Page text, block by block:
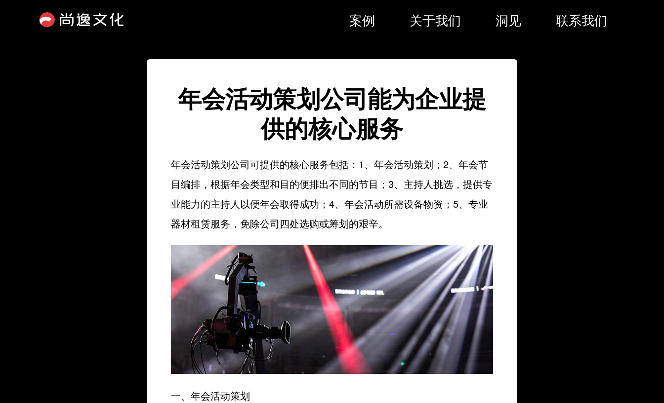
案例 关于我们 洞见 联系我们
年会活动策划公司能为企业提
供的核心服务
年会活动策划公司可提供的核心服务包括：1、年会活动策划；2、年会节
目编排，根据年会类型和目的便排出不同的节目；3、主持人挑选，提供专
业能力的主持人以便年会取得成功；4、年会活动所需设备物资；5、专业
器材租赁服务，免除公司四处选购或筹划的艰辛。
一、年会活动策划